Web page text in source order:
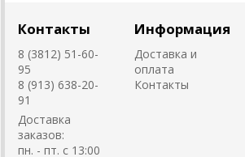
Контакты
8 (3812) 51-60-
95
8 (913) 638-20-
91
Доставка
заказов:
пн. - пт. с 13:00
Информация
Доставка и
оплата
Контакты